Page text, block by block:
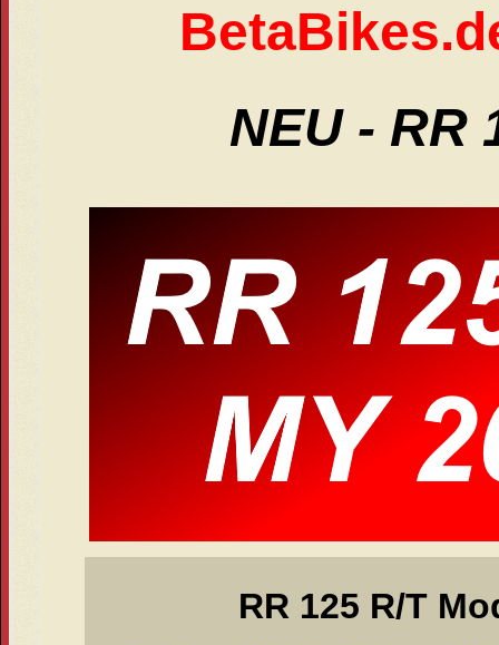
NEU - RR
RR 125 R/T